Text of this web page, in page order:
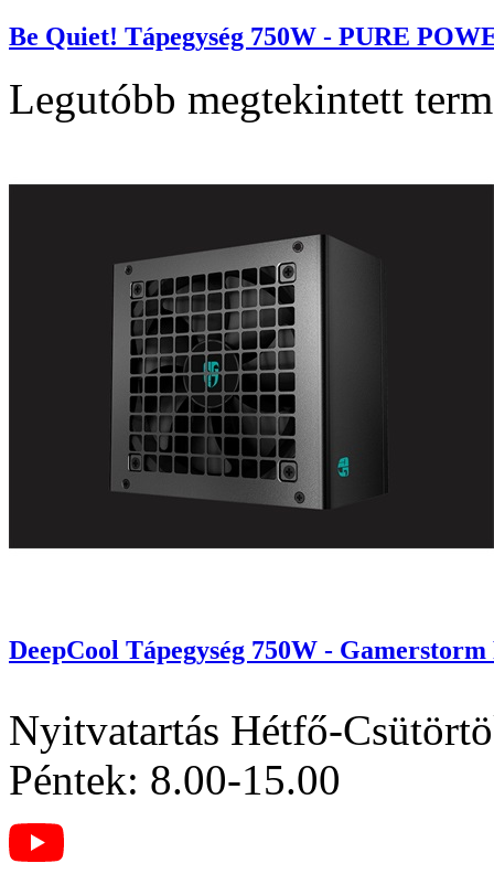
Be Quiet! Tápegység 750W - PURE
Legutóbb megtekintett
DeepCool Tápegység 750W -
Nyitvatartás Hétfő-
Péntek: 8.00-15.00